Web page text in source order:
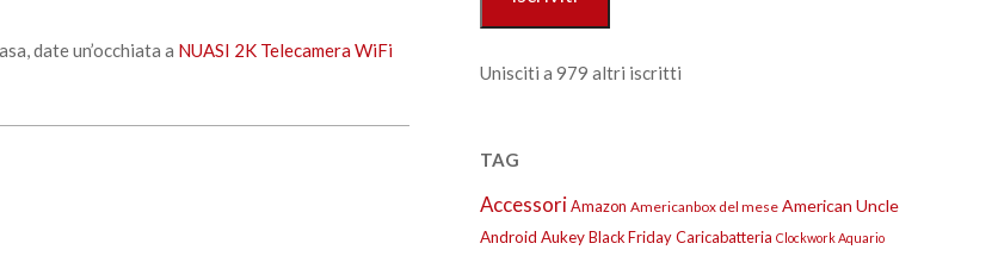
date un’occhiata a NUASI 2K Telecamera WiFi
Unisciti a 979 altri iscritti
TAG
AccessoriAmazon Americanbox del mese American Uncle
Android AukeyBlack FridayCaricabatteria Clockwork Aquario